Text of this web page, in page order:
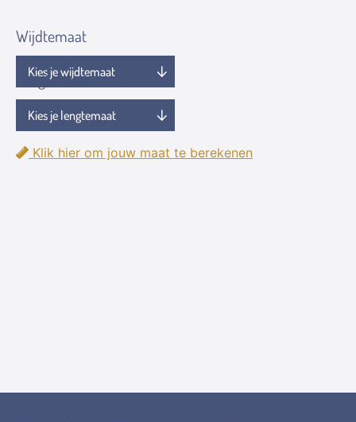
Wijdtemaat
Lengtemaat
Klik hier om jouw maat te berekenen